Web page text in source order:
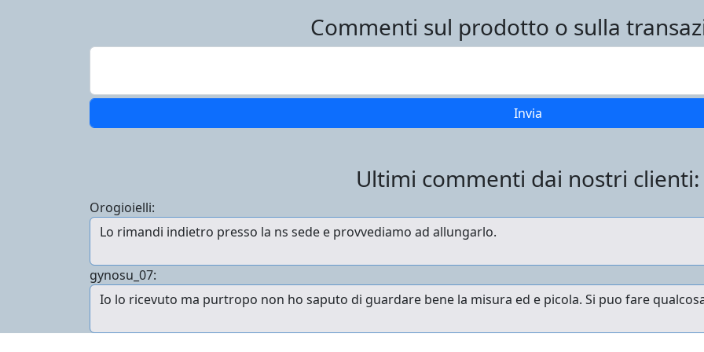
Commenti sul prodotto o sulla
Ultimi commenti dai nostri clienti:
Orogioielli:
gynosu_07: